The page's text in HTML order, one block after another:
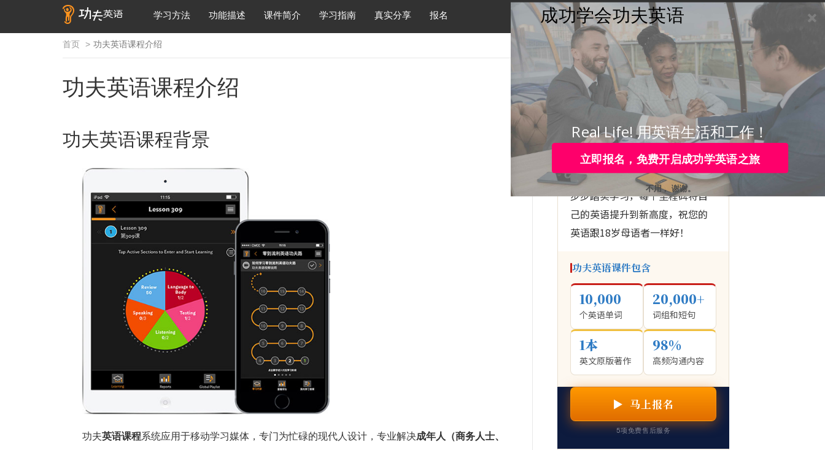
学习方法 功能描述 课件简介 学习指南 真实分享 报名 学员登录
首页 功夫英语课程介绍 咨询热线：4006-979-088 或 0755-88820630
功夫英语课程介绍
功夫英语课程背景
功夫英语课程系统应用于移动学习媒体，专门为忙碌的现代人设计，专业解决成年人（商务人士、
▶ KUNGFU ENGLISH
下定决心
成功学会英语
跟随功夫英语的10个里程碑， 一
步步踏实学习，每个里程碑将自
己的英语提升到新高度，祝您的
英语跟18岁母语者一样好！
功夫英语课件包含
10,000
个英语单词
20,000+
词组和短句
1本
英文原版著作
98%
高频沟通内容
▶ 马上报名
5项免费售后服务
立即报名，免费开启成功学英语之旅
成功学会功夫英语
Real Life! 用英语生活和工作！
不用， 谢谢。